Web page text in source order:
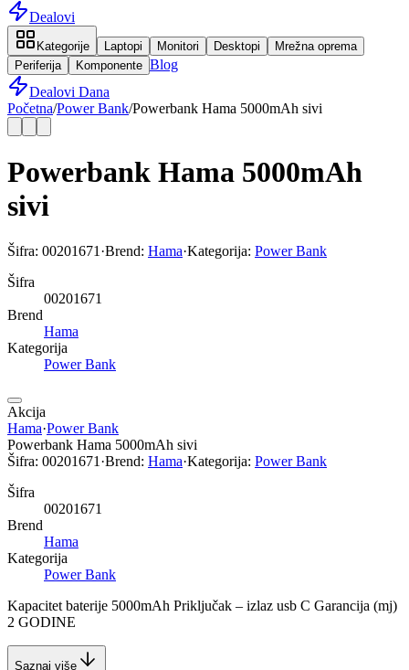
Dealovi
Kategorije Laptopi Monitori Desktopi
Mrežna oprema
Periferija
Komponente Blog
Dealovi Dana
Početna/Power Bank/Powerbank Hama 5000mAh sivi
Powerbank Hama 5000mAh
sivi
Šifra: 00201671 ·Brend: Hama·Kategorija: Power Bank
Šifra
00201671
Brend
Hama
Kategorija
Power Bank
Akcija
Hama·Power Bank
Powerbank Hama 5000mAh sivi
Šifra: 00201671 ·Brend: Hama·Kategorija: Power Bank
Šifra
00201671
Brend
Hama
Kategorija
Power Bank
Kapacitet baterije 5000mAh Priključak – izlaz usb C Garancija (mj)
2 GODINE
Saznaj više